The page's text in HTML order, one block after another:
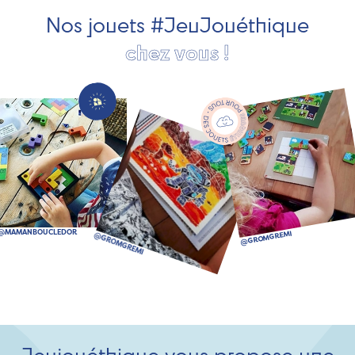
Nos jouets #JeuJouéthique
chez vous !